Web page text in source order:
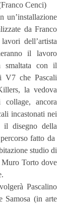
Cenci)
un’installazione
da Franco
dell’artista
il lavoro
smaltata con il
V7 che Pascali
la vedova
ancora
incastonati nei
disegno della
fatto da
studio di
Torto dove
Pascalino
Samosa (in arte